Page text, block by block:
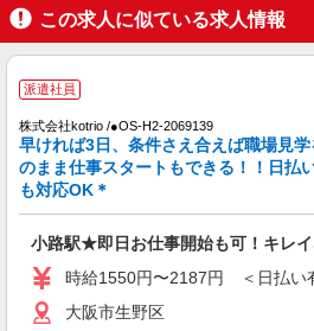
時給1550円〜
通費全支給(ガソリン
キープ
正社員
社会福祉法人弘道福祉会 上本町特別養
月給224,400円〜
能力による ★賞与4か月分支給 試用期間3ヶ月あ
この求人に似ている求人情報
派遣社員
株式会社kotrio /●OS-H2-2069139
早ければ3日、条件さえ合えば職場見
のまま仕事スタートもできる！！日払
も対応OK＊
小路駅★即日お仕事開始も可！キレ
時給1550円〜2187円 ＜日払い
大阪市生野区